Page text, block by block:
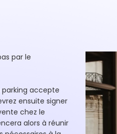
par le
parking accepte
ensuite signer
chez le
alors à réunir